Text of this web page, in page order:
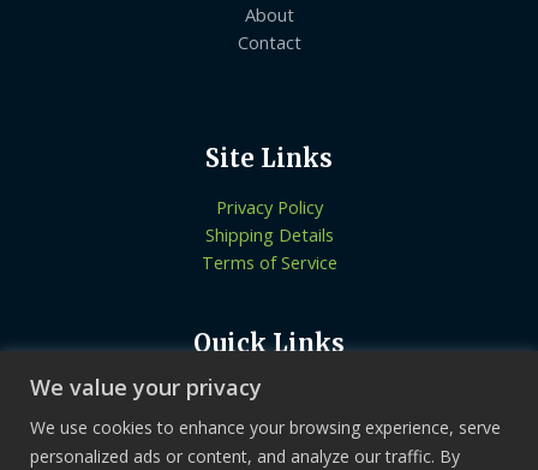
We value your privacy
We use cookies to enhance your browsing experience, serve
personalized ads or content, and analyze our traffic. By
About
Contact
Site Links
Privacy Policy
Shipping Details
Terms of Service
Quick Links
Know More About Us
Let’s Connect
Locate Stores